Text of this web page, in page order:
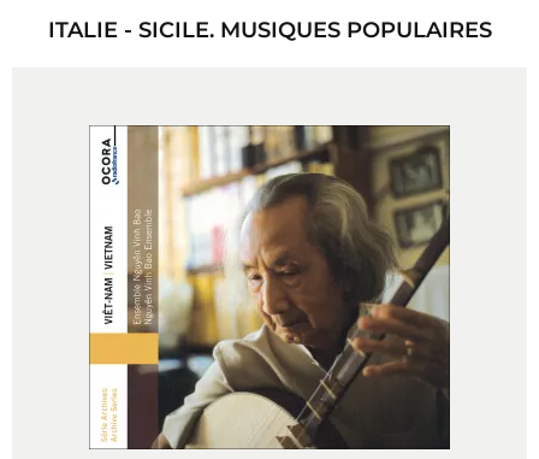
ITALIE - SICILE. MUSIQUES POPULAIRES